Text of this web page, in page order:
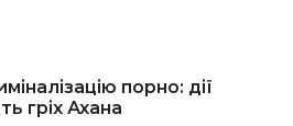
порно: дії
гріх Ахана